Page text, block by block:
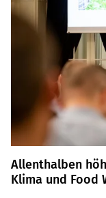
Allenthalben
Klima und Food